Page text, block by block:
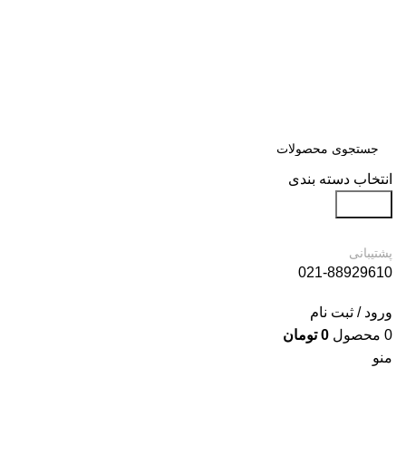
انتخاب دسته بندی
پشتیبانی
021-88929610
ورود / ثبت نام
0 محصول 0 تومان
منو